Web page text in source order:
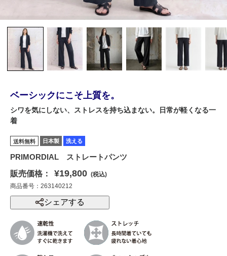
ベーシックにこそ上質を。
シワを気にしない、ストレスを持ち込まない。日常が軽くなる一
着
送料無料 日本製 洗える
PRIMORDIAL ストレートパンツ
販売価格：
¥19,800 (税込)
商品番号：263140212
シェアする